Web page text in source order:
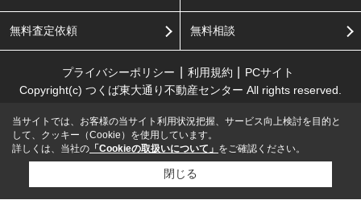
無料査定依頼 無料相談
プライバシーポリシー 利用規約
PCサイト
Copyright(c) つくば東大通り不動産センター All rights reserved.
当サイトでは、お客様の当サイト利用状況把握、サービス向上検討を目的と
して、クッキー（Cookie）を使用しています。
詳しくは、当社の 「Cookieの取扱いについて」 をご確認ください。
閉じる